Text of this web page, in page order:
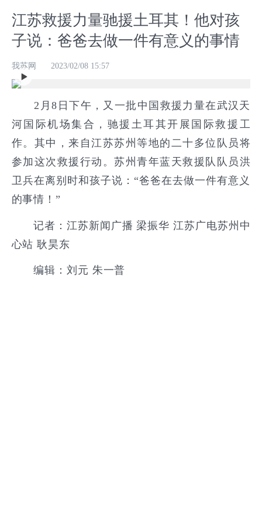
江苏救援力量驰援土耳其！他对孩
子说：爸爸去做一件有意义的事情
我苏网 2023/02/08 15:57
2月8日下午，又一批中国救援力量在武汉天
河国际机场集合，驰援土耳其开展国际救援工
作。其中，来自江苏苏州等地的二十多位队员将
参加这次救援行动。苏州青年蓝天救援队队员洪
卫兵在离别时和孩子说：“爸爸在去做一件有意义
的事情！”
记者：江苏新闻广播 梁振华 江苏广电苏州中
心站 耿昊东
编辑：刘元 朱一普